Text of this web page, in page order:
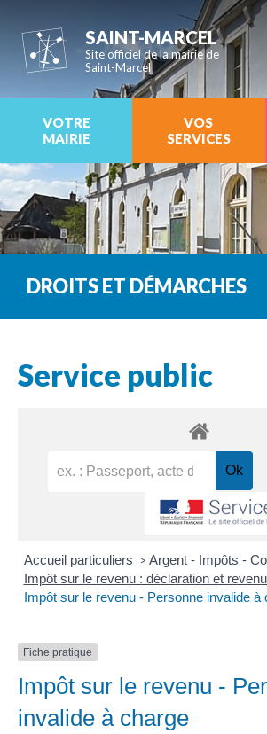
SAINT-MARCEL
Site officiel de la mairie de
Saint-Marcel
VOTRE
MAIRIE
VOS
SERVICES
DROITS ET DÉMARCHES
Service public
Accueil particuliers > Argent - Impôts -
Impôt sur le revenu : déclaration et
Impôt sur le revenu - Personne invalide à
Fiche pratique
Impôt sur le revenu -
invalide à charge